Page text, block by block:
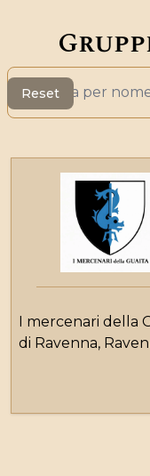
Search
Reset
I mercenari della
di Ravenna,